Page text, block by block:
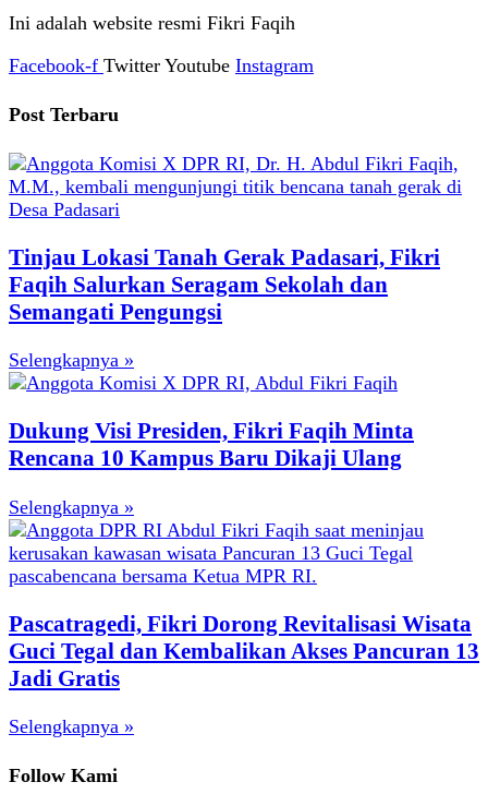
Ini adalah website resmi Fikri Faqih
Facebook-f Twitter Youtube Instagram
Post Terbaru
Tinjau Lokasi Tanah Gerak Padasari, Fikri
Faqih Salurkan Seragam Sekolah dan
Semangati Pengungsi
Selengkapnya »
Dukung Visi Presiden, Fikri Faqih Minta
Rencana 10 Kampus Baru Dikaji Ulang
Selengkapnya »
Pascatragedi, Fikri Dorong Revitalisasi Wisata
Guci Tegal dan Kembalikan Akses Pancuran 13
Jadi Gratis
Selengkapnya »
Follow Kami